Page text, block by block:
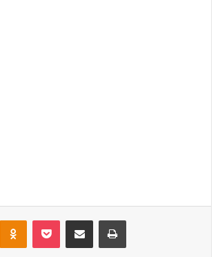
OK Pocket Compartilhar via e-mail Imprimir